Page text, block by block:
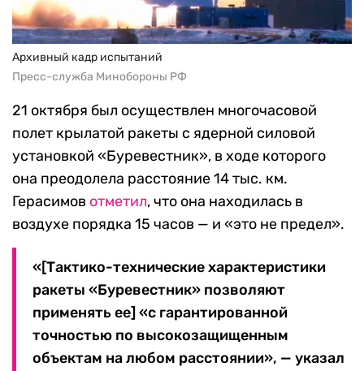
Архивный кадр испытаний
Пресс-служба Минобороны РФ
21 октября был осуществлен многочасовой
полет крылатой ракеты с ядерной силовой
установкой «Буревестник», в ходе которого
она преодолела расстояние 14 тыс. км.
Герасимов отметил, что она находилась в
воздухе порядка 15 часов — и «это не предел».
«[Тактико-технические характеристики
ракеты «Буревестник» позволяют
применять ее] «с гарантированной
точностью по высокозащищенным
объектам на любом расстоянии», — указал